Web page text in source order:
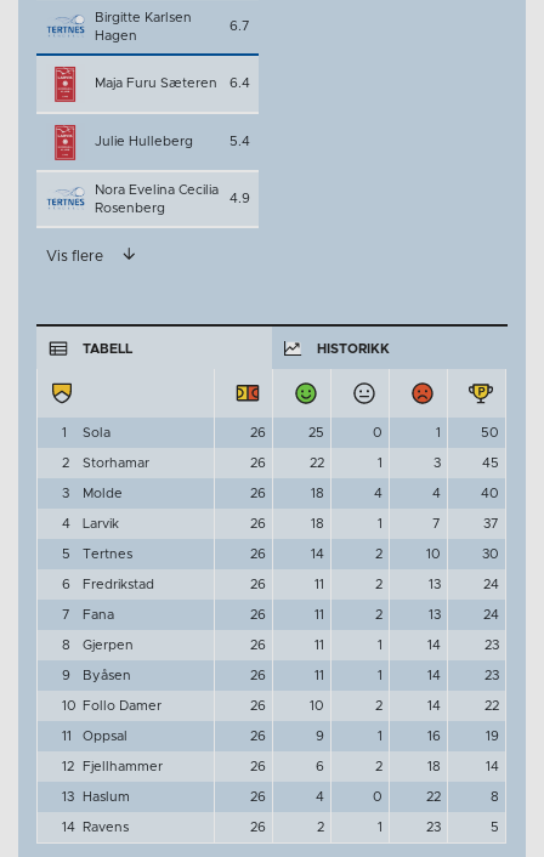
Birgitte Karlsen
Hagen
6.7
Maja Furu Sæteren 6.4
Julie Hulleberg 5.4
Nora Evelina Cecilia
Rosenberg
4.9
Vis flere
TABELL HISTORIKK
1 Sola 26 25 0 1 50
2 Storhamar 26 22 1 3 45
3 Molde 26 18 4 4 40
4 Larvik 26 18 1 7 37
5 Tertnes 26 14 2 10 30
6 Fredrikstad 26 11 2 13 24
7 Fana 26 11 2 13 24
8 Gjerpen 26 11 1 14 23
9 Byåsen 26 11 1 14 23
10 Follo Damer 26 10 2 14 22
11 Oppsal 26 9 1 16 19
12 Fjellhammer 26 6 2 18 14
13 Haslum 26 4 0 22 8
14 Ravens 26 2 1 23 5